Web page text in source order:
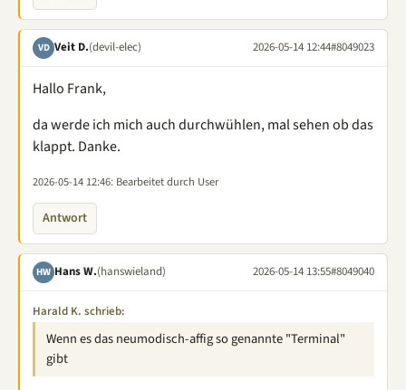
VD Veit D.(devil-elec) 2026-05-14 12:44#8049023
Hallo Frank,
da werde ich mich auch durchwühlen, mal sehen ob das
klappt. Danke.
2026-05-14 12:46: Bearbeitet durch User
Antwort
HW Hans W.(hanswieland) 2026-05-14 13:55#8049040
Harald K. schrieb:
Wenn es das neumodisch-affig so genannte "Terminal"
gibt